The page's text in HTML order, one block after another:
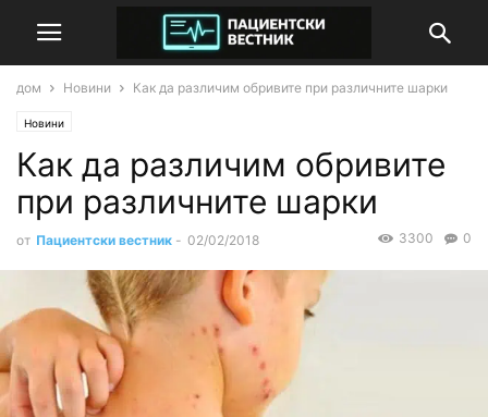
дом Новини Как да различим обривите при различните шарки
Новини
Как да различим обривите
при различните шарки
от Пациентски вестник - 02/02/2018 0
3300